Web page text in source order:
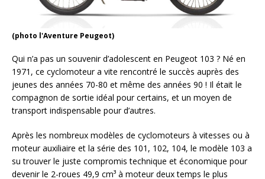
(photo l'Aventure Peugeot)
Qui n’a pas un souvenir d’adolescent en Peugeot 103 ? Né en
1971, ce cyclomoteur a vite rencontré le succès auprès des
jeunes des années 70-80 et même des années 90 ! Il était le
compagnon de sortie idéal pour certains, et un moyen de
transport indispensable pour d’autres.
Après les nombreux modèles de cyclomoteurs à vitesses ou à
moteur auxiliaire et la série des 101, 102, 104, le modèle 103 a
su trouver le juste compromis technique et économique pour
devenir le 2-roues 49,9 cm³ à moteur deux temps le plus